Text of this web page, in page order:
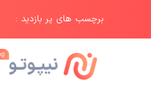
برچسب های پر بازدید :